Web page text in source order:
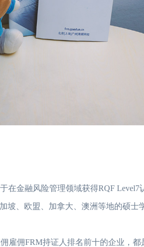
在金融风险管理领域获得RQF Level7
坡、欧盟、加拿大、澳洲等地的硕士
雇佣FRM持证人排名前十的企业，